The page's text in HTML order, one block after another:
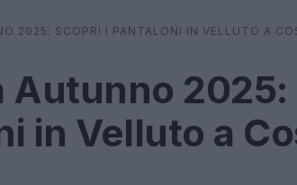
2025: SCOPRI I PANTALONI IN VELLUTO A
Autunno 2025:
in Velluto a